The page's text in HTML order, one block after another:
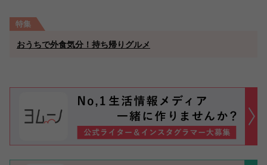
特集
おうちで外食気分！持ち帰りグルメ